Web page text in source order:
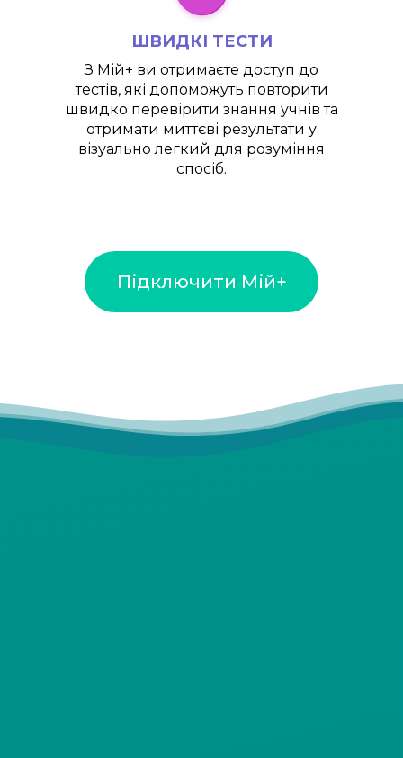
ШВИДКІ ТЕСТИ
З Мій+ ви отримаєте доступ до
тестів, які допоможуть повторити
швидко перевірити знання учнів та
отримати миттєві результати у
візуально легкий для розуміння
спосіб.
Підключити Мій+